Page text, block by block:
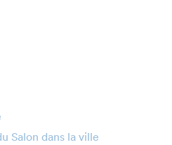
Salon dans la ville